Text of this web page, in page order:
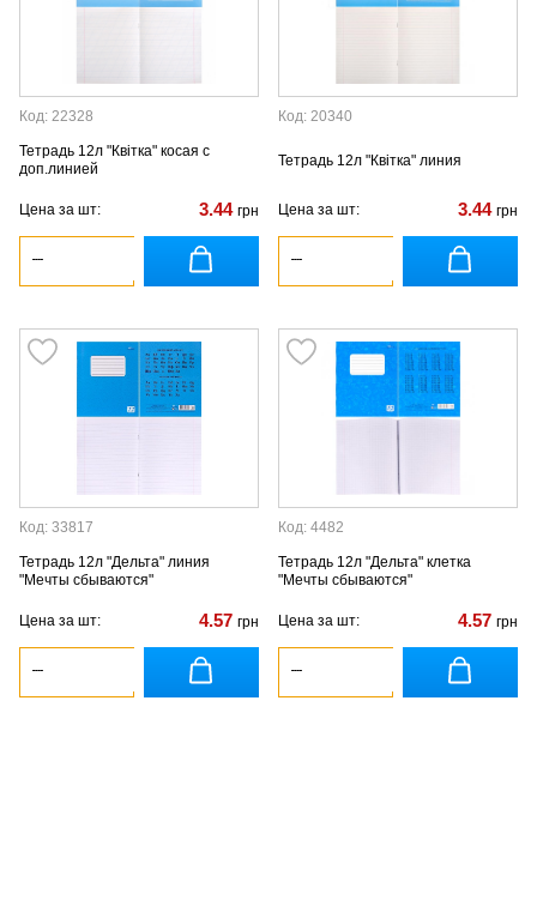
Код: 22328
Тетрадь 12л "Квiтка" косая с
доп.линией
Цена за шт: 3.44 грн
Код: 20340
Тетрадь 12л "Квiтка" линия
Цена за шт: 3.44 грн
Код: 33817
Тетрадь 12л "Дельта" линия
"Мечты сбываются"
Цена за шт: 4.57 грн
Код: 4482
Тетрадь 12л "Дельта" клетка
"Мечты сбываются"
Цена за шт: 4.57 грн